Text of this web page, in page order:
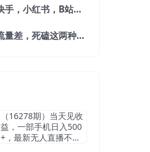
抖音，快手，小红书，B站，微博，微信公众号，微信视频号。每一个平台，都是不一样的机会，对应不一样的赚钱思路
小红书流量差，死磕这两种笔记就好
（16278期）当天见收
益，一部手机日入500
+，最新无人直播不违